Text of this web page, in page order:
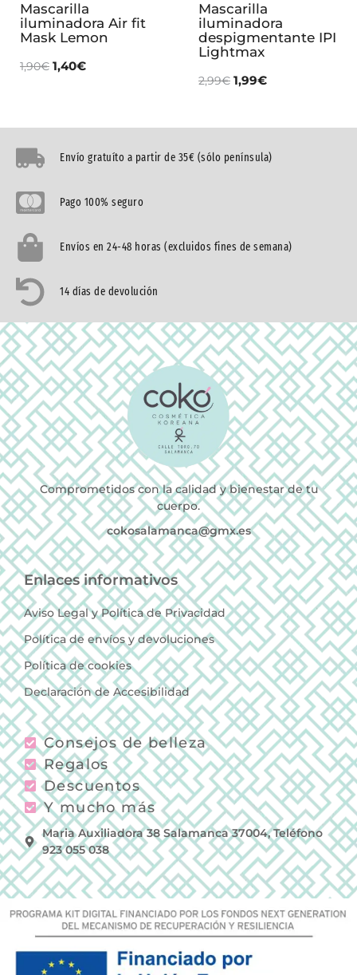
Mascarilla
iluminadora Air fit
Mask Lemon
1,90€ 1,40€
Mascarilla
iluminadora
despigmentante IPI
Lightmax
2,99€ 1,99€
Envío gratuíto a partir de 35€ (sólo península)
Pago 100% seguro
Envíos en 24-48 horas (excluidos fines de semana)
14 días de devolución
Comprometidos con la calidad y bienestar de tu
cuerpo.
cokosalamanca@gmx.es
Enlaces informativos
Aviso Legal y Política de Privacidad
Política de envíos y devoluciones
Política de cookies
Declaración de Accesibilidad
Consejos de belleza
Regalos
Descuentos
Y mucho más
Maria Auxiliadora 38 Salamanca 37004, Teléfono
923 055 038